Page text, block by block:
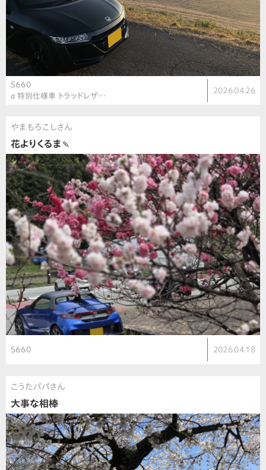
S660
α 特別仕様車 トラッドレザ…
2026.04.26
やまもろこしさん
花よりくるま🍡
S660 2026.04.18
こうたパパさん
大事な相棒